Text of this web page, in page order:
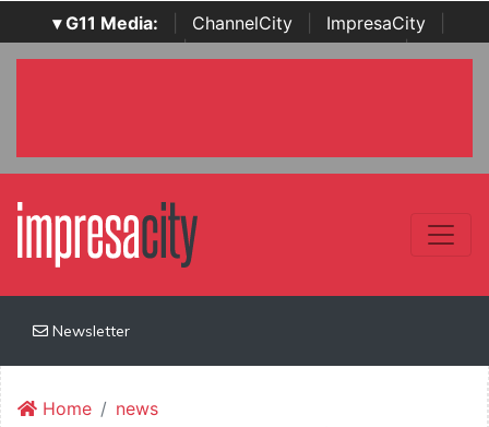
▾ G11 Media: ChannelCity ImpresaCity
SecurityOpenLab | Italian Channel Awards | Italian
Newsletter
Home
news